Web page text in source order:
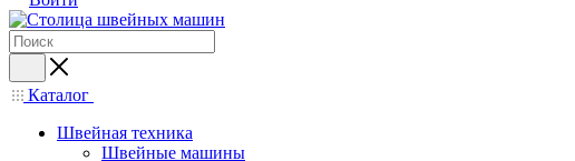
Каталог
Швейная техника
Швейные машины